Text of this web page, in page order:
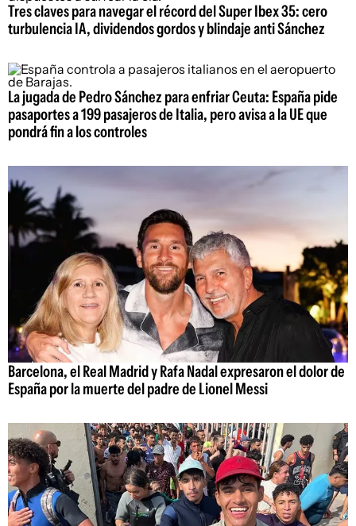
Tres claves para navegar el récord del Super Ibex 35: cero
turbulencia IA, dividendos gordos y blindaje anti Sánchez
La jugada de Pedro Sánchez para enfriar Ceuta: España pide
pasaportes a 199 pasajeros de Italia, pero avisa a la UE que
pondrá fin a los controles
Barcelona, el Real Madrid y Rafa Nadal expresaron el dolor de
España por la muerte del padre de Lionel Messi